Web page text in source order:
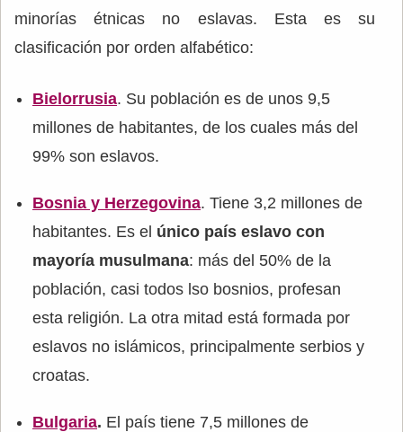
minorías étnicas no eslavas. Esta es su
clasificación por orden alfabético:
Bielorrusia. Su población es de unos 9,5
millones de habitantes, de los cuales más del
99% son eslavos.
Bosnia y Herzegovina. Tiene 3,2 millones de
habitantes. Es el único país eslavo con
mayoría musulmana: más del 50% de la
población, casi todos lso bosnios, profesan
esta religión. La otra mitad está formada por
eslavos no islámicos, principalmente serbios y
croatas.
Bulgaria. El país tiene 7,5 millones de